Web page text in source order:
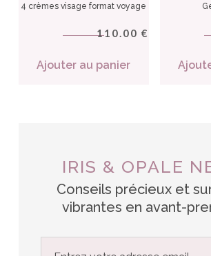
4 crèmes visage format voyage
110.00 €
Ajouter au panier
IRIS & OPALE
Conseils précieux et
vibrantes en avant-